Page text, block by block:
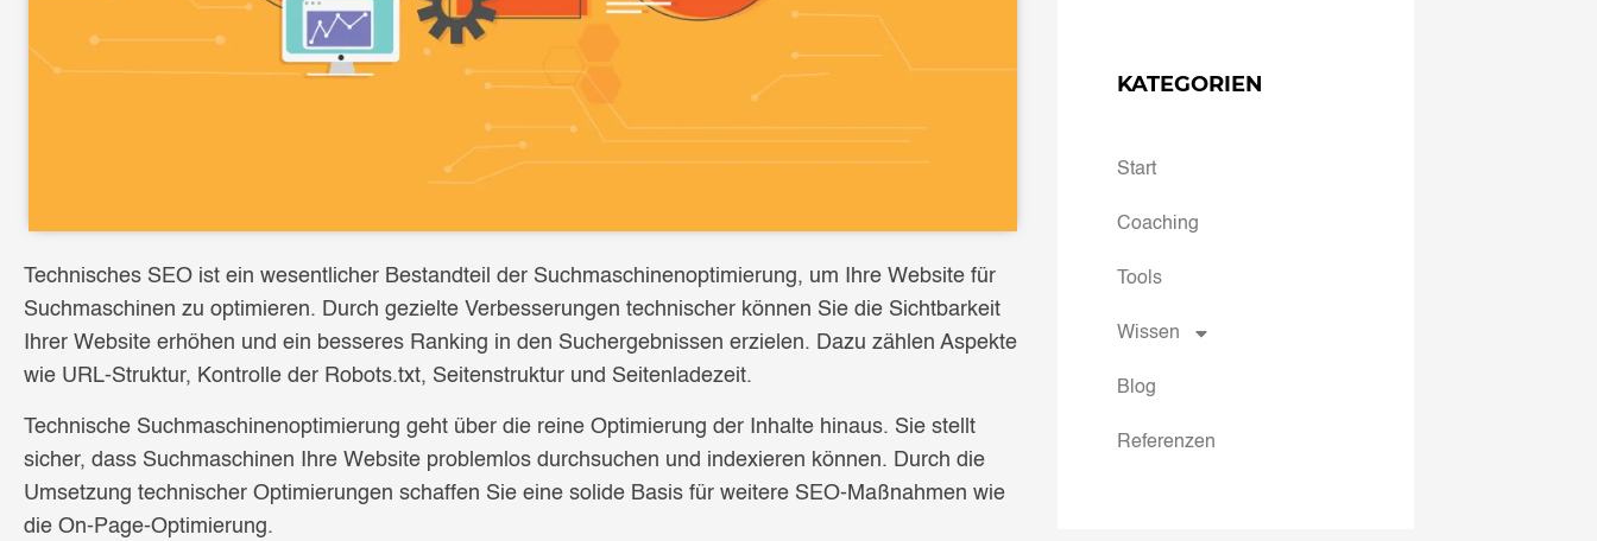
Technisches SEO ist ein wesentlicher Bestandteil der Suchmaschinenoptimierung, um Ihre Website für
Suchmaschinen zu optimieren. Durch gezielte Verbesserungen technischer können Sie die Sichtbarkeit
Ihrer Website erhöhen und ein besseres Ranking in den Suchergebnissen erzielen. Dazu zählen Aspekte
wie URL-Struktur, Kontrolle der Robots.txt, Seitenstruktur und Seitenladezeit.
Technische Suchmaschinenoptimierung geht über die reine Optimierung der Inhalte hinaus. Sie stellt
sicher, dass Suchmaschinen Ihre Website problemlos durchsuchen und indexieren können. Durch die
Umsetzung technischer Optimierungen schaffen Sie eine solide Basis für weitere SEO-Maßnahmen wie
die On-Page-Optimierung.
KATEGORIEN
Start
Coaching
Tools
Wissen
Blog
Referenzen